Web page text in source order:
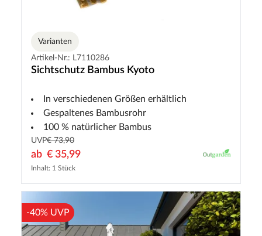
Varianten
Artikel-Nr.: L7110286
Sichtschutz Bambus Kyoto
In verschiedenen Größen erhältlich
Gespaltenes Bambusrohr
100 % natürlicher Bambus
UVP€ 73,90
ab € 35,99
Inhalt: 1 Stück
-40% UVP